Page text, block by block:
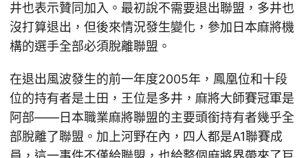
井也表示贊同加入。最初說不需要退出聯盟，多井也
沒打算退出，但後來情況發生變化，參加日本麻將機
構的選手全部必須脫離聯盟。
在退出風波發生的前一年度2005年，鳳凰位和十段
位的持有者是土田，王位是多井，麻將大師賽冠軍是
阿部——日本職業麻將聯盟的主要頭銜持有者幾乎全
部脫離了聯盟。加上河野在內，四人都是A1聯賽成